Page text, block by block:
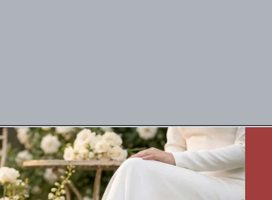
Kusursuz Konfor:
Numarası Rehberi